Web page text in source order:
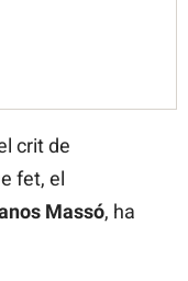
crit de
fet, el
Massó, ha